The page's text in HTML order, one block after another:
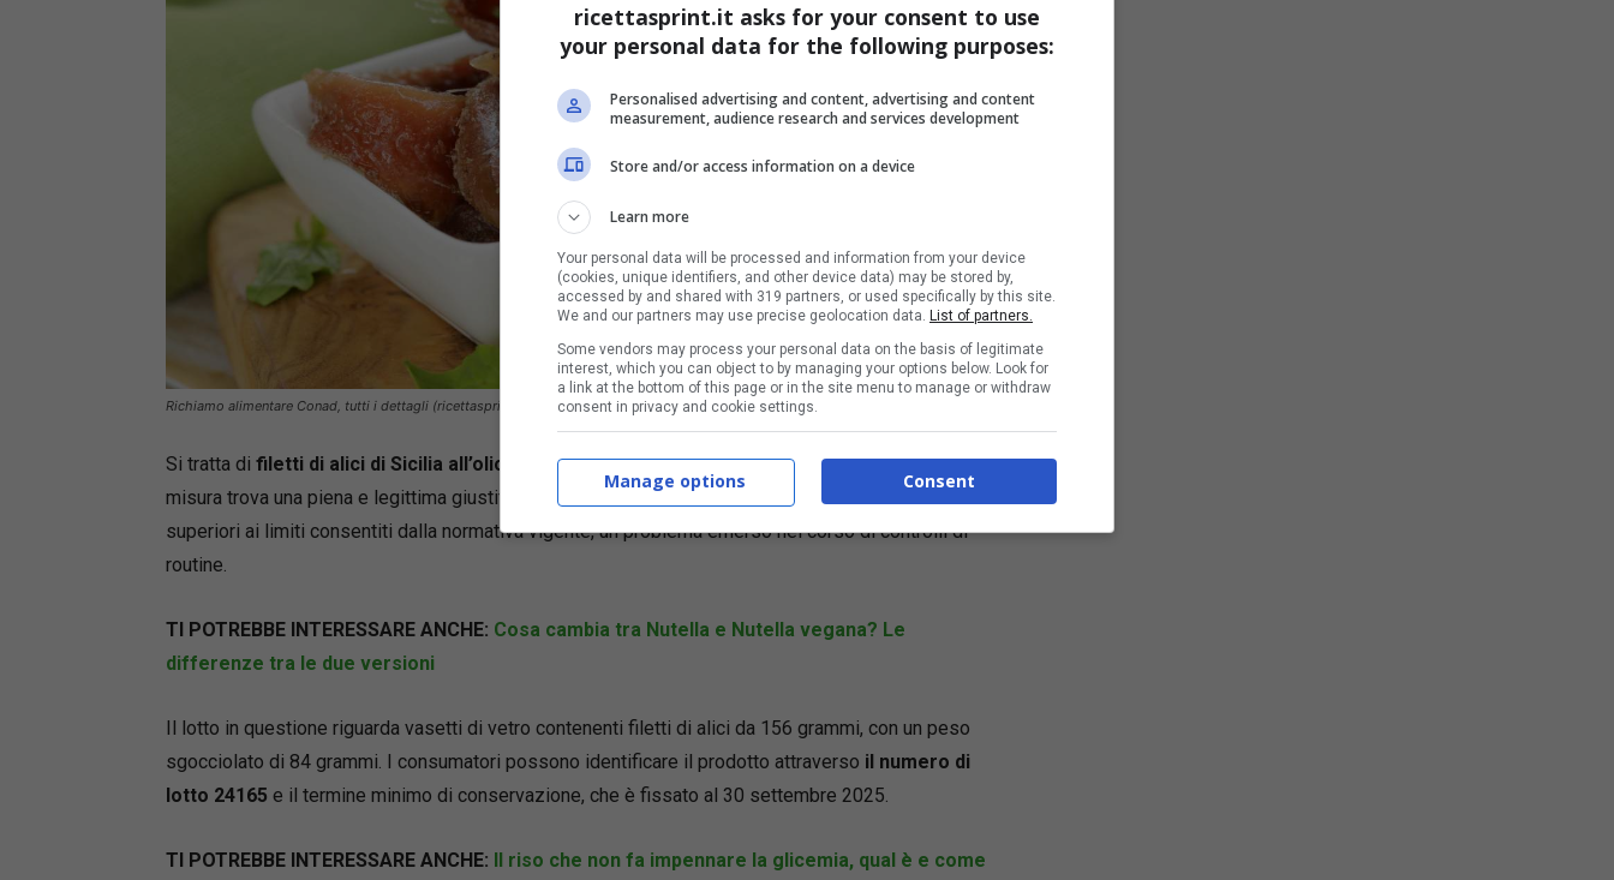
Richiamo alimentare Conad, tutti i dettagli (ricettasprint.it)
Si tratta di filetti di alici di Sicilia all’olio d’oliva, venduti sotto il marchioSapori & Dintorni. Questa
misura trova una piena e legittima giustificazione a causa della rilevazione di livelli di istamina
superiori ai limiti consentiti dalla normativa vigente, un problema emerso nel corso di controlli di
routine.
TI POTREBBE INTERESSARE ANCHE: Cosa cambia tra Nutella e Nutella vegana? Le
differenze tra le due versioni
Il lotto in questione riguarda vasetti di vetro contenenti filetti di alici da 156 grammi, con un peso
sgocciolato di 84 grammi. I consumatori possono identificare il prodotto attraverso il numero di
lotto 24165 e il termine minimo di conservazione, che è fissato al 30 settembre 2025.
TI POTREBBE INTERESSARE ANCHE: Il riso che non fa impennare la glicemia, qual è e come
ricettasprint.it asks for your consent to use
your personal data for the following purposes:
Personalised advertising and content, advertising and content
measurement, audience research and services development
Store and/or access information on a device
Learn more
Your personal data will be processed and information from your device
(cookies, unique identifiers, and other device data) may be stored by,
accessed by and shared with 319 partners, or used specifically by this site.
We and our partners may use precise geolocation data. List of partners.
Some vendors may process your personal data on the basis of legitimate
interest, which you can object to by managing your options below. Look for
a link at the bottom of this page or in the site menu to manage or withdraw
consent in privacy and cookie settings.
Consent
Manage options